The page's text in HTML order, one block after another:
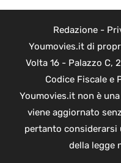
Redazione-
Youmovies.it di
Volta 16 - Palazzo C,
Codice Fiscale e
Youmovies.it non è
viene aggiornato
pertanto
della legge